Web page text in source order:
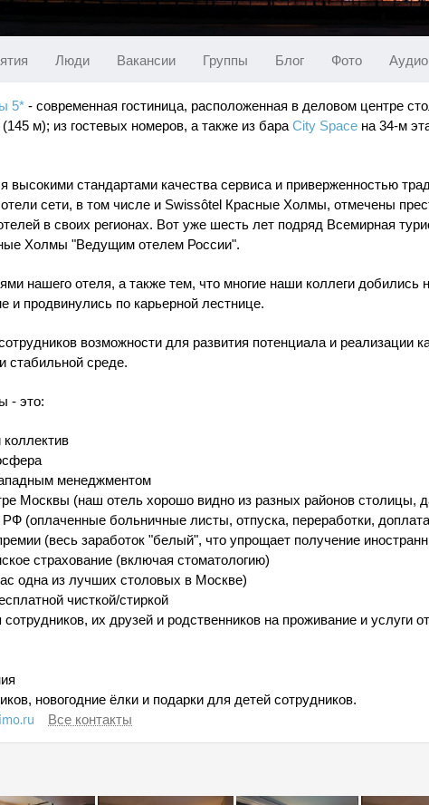
Люди Вакансии Группы Блог Фото Аудио
5* - современная гостиница, расположенная в деловом центре
м); из гостевых номеров, а также из бара City Space на 34-м
высокими стандартами качества сервиса и приверженностью
отели сети, в том числе и Swissôtel Красные Холмы, отмечены
в своих регионах. Вот уже шесть лет подряд Всемирная
Холмы "Ведущим отелем России".
нашего отеля, а также тем, что многие наши коллеги
и продвинулись по карьерной лестнице.
возможности для развития потенциала и реализации
стабильной среде.
- это:
менеджментом
Москвы (наш отель хорошо видно из разных районов столицы,
(оплаченные больничные листы, отпуска, переработки,
(весь заработок "белый", что упрощает получение
страхование (включая стоматологию)
одна из лучших столовых в Москве)
чисткой/стиркой
их друзей и родственников на проживание и услуги
новогодние ёлки и подарки для детей сотрудников.
Все контакты